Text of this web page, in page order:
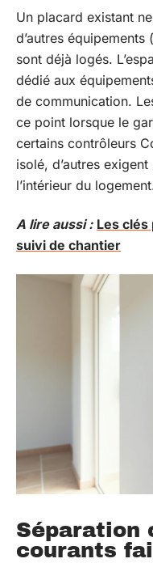
Un placard existant
d’autres équipements
sont déjà logés.
dédié aux
de communication.
ce point lorsque le
certains contrôleurs
isolé, d’autres
l’intérieur du
A lire aussi : Les
suivi de chantier
Séparation
courants